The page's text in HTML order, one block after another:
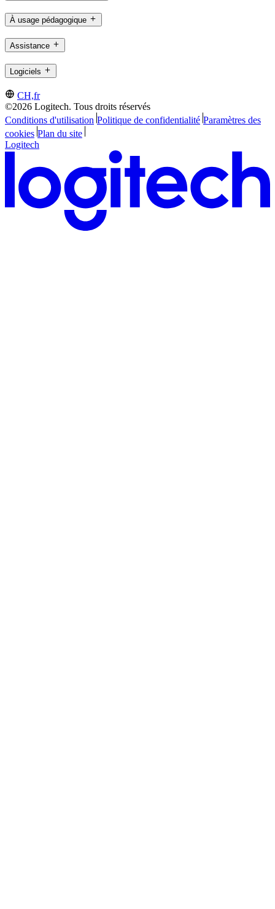
À usage pédagogique
Assistance
Logiciels
CH,fr
©2026 Logitech. Tous droits réservés
Conditions d'utilisation Politique de confidentialité Paramètres des
cookies Plan du site
Logitech